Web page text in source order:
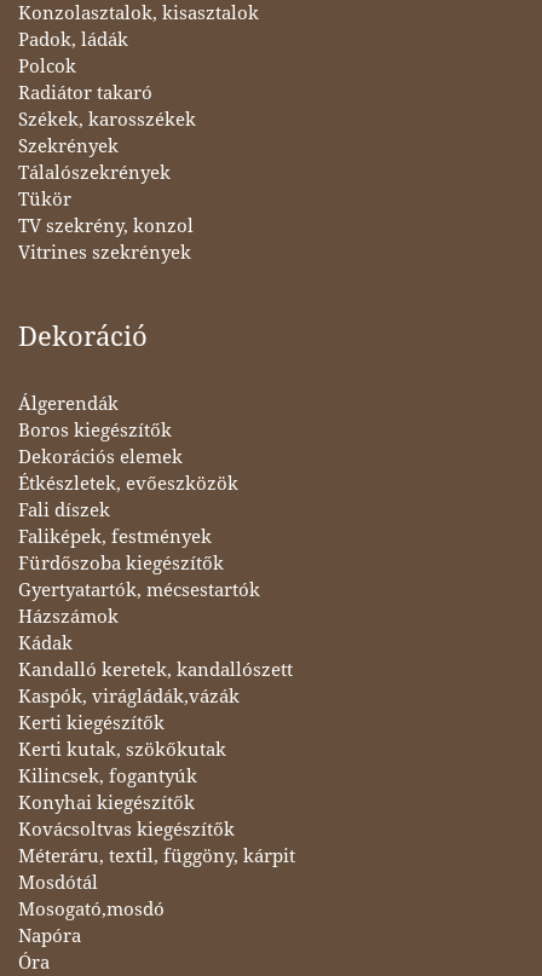
Konzolasztalok, kisasztalok
Padok, ládák
Polcok
Radiátor takaró
Székek, karosszékek
Szekrények
Tálalószekrények
Tükör
TV szekrény, konzol
Vitrines szekrények
Dekoráció
Álgerendák
Boros kiegészítők
Dekorációs elemek
Étkészletek, evőeszközök
Fali díszek
Faliképek, festmények
Fürdőszoba kiegészítők
Gyertyatartók, mécsestartók
Házszámok
Kádak
Kandalló keretek, kandallószett
Kaspók, virágládák,vázák
Kerti kiegészítők
Kerti kutak, szökőkutak
Kilincsek, fogantyúk
Konyhai kiegészítők
Kovácsoltvas kiegészítők
Méteráru, textil, függöny, kárpit
Mosdótál
Mosogató,mosdó
Napóra
Óra